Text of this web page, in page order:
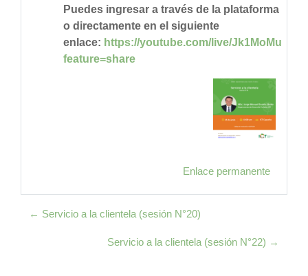
Puedes ingresar a través de la plataforma
o directamente en el siguiente
enlace: https://youtube.com/live/Jk1MoMuFirc?
feature=share
Enlace permanente
← Servicio a la clientela (sesión N°20)
Servicio a la clientela (sesión N°22) →